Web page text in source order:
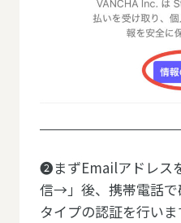
❷まずEmailアドレス
信→」後、携帯電話で
タイプの認証を行いま